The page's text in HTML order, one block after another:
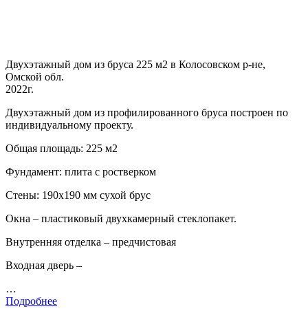
Двухэтажный дом из бруса 225 м2 в Колосовском р-не,
Омской обл.
2022г.
Двухэтажный дом из профилированного бруса построен по
индивидуальному проекту.
Общая площадь: 225 м2
Фундамент: плита с ростверком
Стены: 190х190 мм сухой брус
Окна – пластиковый двухкамерный стеклопакет.
Внутренняя отделка – предчистовая
Входная дверь –
…
Подробнее